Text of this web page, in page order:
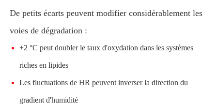
De petits écarts peuvent modifier considérablement les
voies de dégradation :
+2 °C peut doubler le taux d'oxydation dans les systèmes
riches en lipides
Les fluctuations de HR peuvent inverser la direction du
gradient d'humidité